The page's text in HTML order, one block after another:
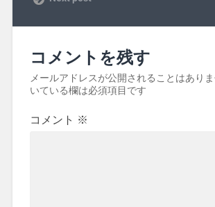
コメントを残す
メールアドレスが公開されることはありま
いている欄は必須項目です
コメント ※